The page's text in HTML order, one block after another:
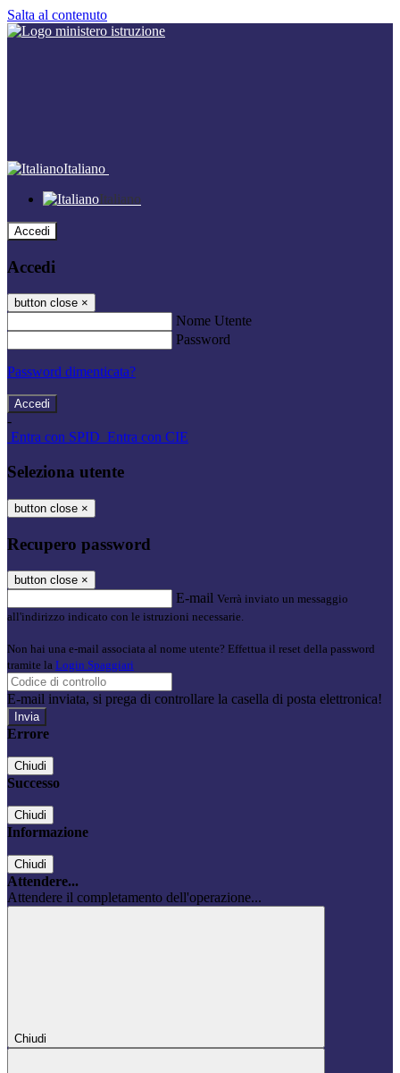
Salta al contenuto
Italiano
Italiano
Accedi
Accedi
button close ×
Nome Utente
Password
Password dimenticata?
-
Entra con SPID Entra con CIE
Seleziona utente
button close ×
Recupero password
button close ×
E-mail Verrà inviato un messaggio
all'indirizzo indicato con le istruzioni necessarie.
Non hai una e-mail associata al nome utente? Effettua il reset della password
tramite la Login Spaggiari
E-mail inviata, si prega di controllare la casella di posta elettronica!
Errore
Chiudi
Successo
Chiudi
Informazione
Chiudi
Attendere...
Attendere il completamento dell'operazione...
Chiudi